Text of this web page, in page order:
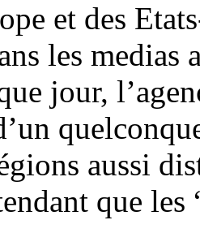
et des
les medias
jour,
aussi
que les